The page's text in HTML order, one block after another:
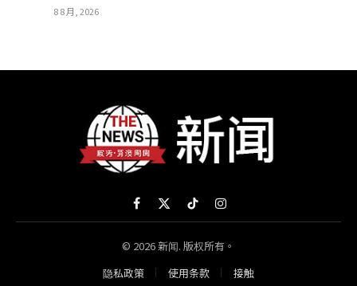
8 8 月, 2026
Facebook
X
(Twitter)
TikTokInstagram
© 2026 新闻. 版权所有。
隐私政策
使用条款 接触